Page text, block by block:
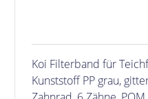
Koi Filterband für
Kunststoff PP grau,